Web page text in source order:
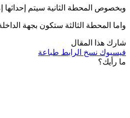
وبخصوص المحطة الثانية سيتم إحداثها
واما المحطة الثالثة ستكون بجهة
شارك هذا المقال
فيسبوك نسخ الرابط طباعة
ما رأيك؟